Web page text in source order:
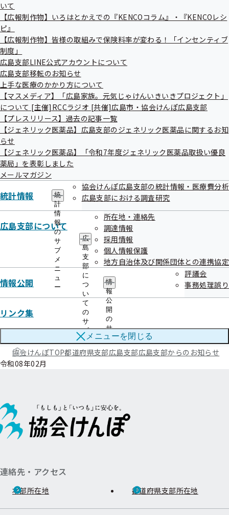
いて
【広報制作物】いろはとかえでの『KENCOコラム』・『KENCOレシ
ピ』
【広報制作物】皆様の取組みで保険料率が変わる！「インセンティブ
制度」
広島支部LINE公式アカウントについて
広島支部移転のお知らせ
上手な医療のかかり方について
【マスメディア】「広島家族。元気じゃけんいきいきプロジェクト」
について [主催]RCCラジオ [共催]広島市・協会けんぽ広島支部
【プレスリリース】過去の記事一覧
【ジェネリック医薬品】広島支部のジェネリック医薬品に関するお知
らせ
【ジェネリック医薬品】「令和7年度ジェネリック医薬品取扱い優良
薬局」を表彰しました
メールマガジン
統計情報
統
計
情
報
の
サ
ブ
メ
ニ
ュ
ー
協会けんぽ広島支部の統計情報・医療費分析
広島支部における調査研究
広島支部について
広
島
支
部
に
つ
い
て
の
サ
ブ
メ
ニ
ュ
所在地・連絡先
調達情報
採用情報
個人情報保護
地方自治体及び関係団体との連携協定
情報公開
情
報
公
開
の
サ
ブ
メ
ニ
評議会
事務処理誤り
リンク集
メニューを閉じる
令和08年06月
令和08年05月
令和08年04月
令和08年03月
令和08年02月
令和08年01月
令和07年12月
令和07年11月
令和07年10月
令和07年09月
令和07年08月
令和07年07月
令和07年06月
令和07年05月
令和07年04月
協会けんぽTOP都道府県支部広島支部広島支部からのお知らせ
令和08年02月
連絡先・アクセス
本部所在地 都道府県支部所在地